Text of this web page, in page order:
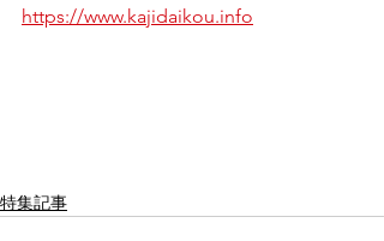
https://www.kajidaikou.info
特集記事